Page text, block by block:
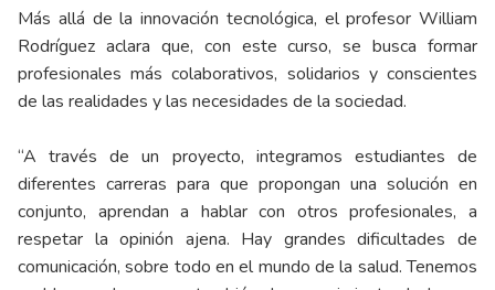
Más allá de la innovación tecnológica, el profesor William
Rodríguez aclara que, con este curso, se busca formar
profesionales más colaborativos, solidarios y conscientes
de las realidades y las necesidades de la sociedad.
“A través de un proyecto, integramos estudiantes de
diferentes carreras para que propongan una solución en
conjunto, aprendan a hablar con otros profesionales, a
respetar la opinión ajena. Hay grandes dificultades de
comunicación, sobre todo en el mundo de la salud. Tenemos